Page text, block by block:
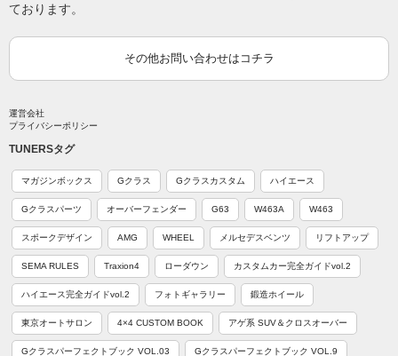
ております。
その他お問い合わせはコチラ
運営会社
プライバシーポリシー
TUNERSタグ
マガジンボックス Gクラス Gクラスカスタム ハイエース
Gクラスパーツ オーバーフェンダー G63 W463A W463
スポークデザイン AMG WHEEL メルセデスベンツ リフトアップ
SEMA RULES Traxion4 ローダウン カスタムカー完全ガイドvol.2
ハイエース完全ガイドvol.2 フォトギャラリー 鍛造ホイール
東京オートサロン 4×4 CUSTOM BOOK アゲ系 SUV＆クロスオーバー
Gクラスパーフェクトブック VOL.03 Gクラスパーフェクトブック VOL.9